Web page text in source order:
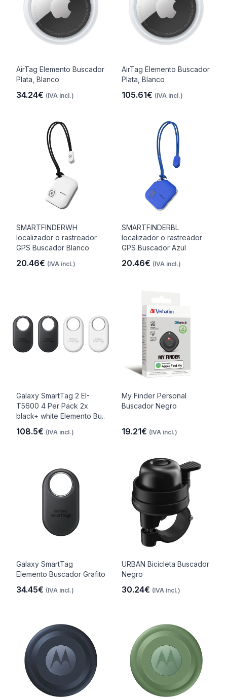
AirTag Elemento Buscador
Plata, Blanco
34.24€ (IVA incl.)
AirTag Elemento Buscador
Plata, Blanco
105.61€ (IVA incl.)
SMARTFINDERWH
localizador o rastreador
GPS Buscador Blanco
20.46€ (IVA incl.)
SMARTFINDERBL
localizador o rastreador
GPS Buscador Azul
20.46€ (IVA incl.)
Galaxy SmartTag 2 EI-
T5600 4 Per Pack 2x
black+ white Elemento Bu..
108.5€ (IVA incl.)
My Finder Personal
Buscador Negro
19.21€ (IVA incl.)
Galaxy SmartTag
Elemento Buscador Grafito
34.45€ (IVA incl.)
URBAN Bicicleta Buscador
Negro
30.24€ (IVA incl.)